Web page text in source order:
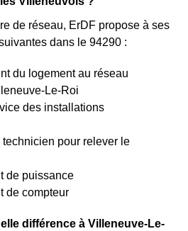
de réseau, ErDF propose à ses
dans le 94290 :
du logement au réseau
Le-Roi
des installations
technicien pour relever le
de puissance
de compteur
différence à Villeneuve-Le-